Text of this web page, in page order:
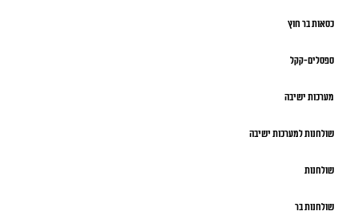
כסאות בר חוץ
ספסלים-קקל
מערכות ישיבה
שולחנות למערכות ישיבה
שולחנות
שולחנות בר